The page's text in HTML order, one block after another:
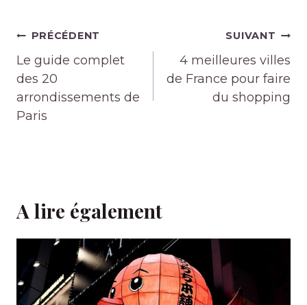
Navigation
de
l’article
PRÉCÉDENT
Le guide complet
des 20
arrondissements de
Paris
SUIVANT
4 meilleures villes
de France pour faire
du shopping
A lire également